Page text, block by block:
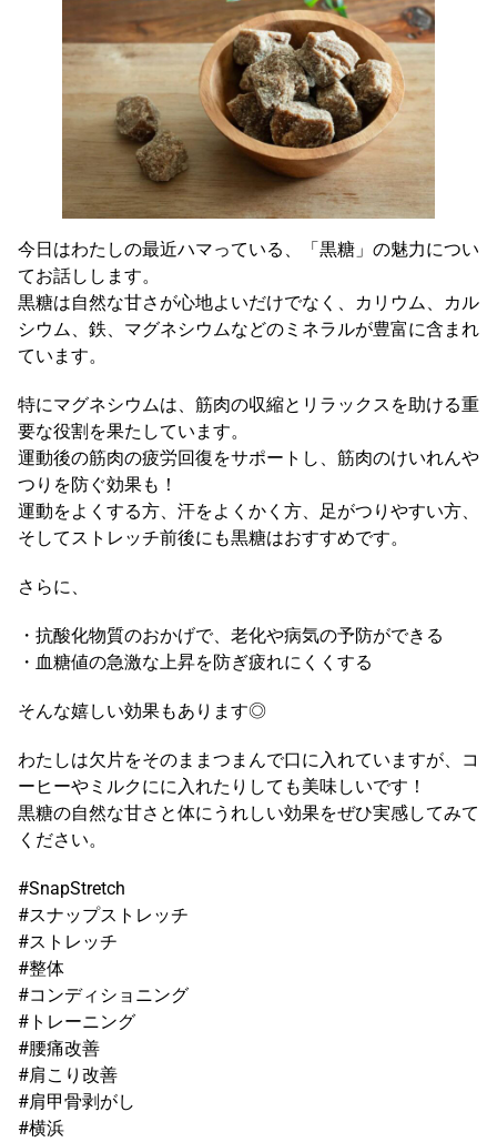
今日はわたしの最近ハマっている、「黒糖」の魅力につい
てお話しします。
黒糖は自然な甘さが心地よいだけでなく、カリウム、カル
シウム、鉄、マグネシウムなどのミネラルが豊富に含まれ
ています。
特にマグネシウムは、筋肉の収縮とリラックスを助ける重
要な役割を果たしています。
運動後の筋肉の疲労回復をサポートし、筋肉のけいれんや
つりを防ぐ効果も！
運動をよくする方、汗をよくかく方、足がつりやすい方、
そしてストレッチ前後にも黒糖はおすすめです。
さらに、
・抗酸化物質のおかげで、老化や病気の予防ができる
・血糖値の急激な上昇を防ぎ疲れにくくする
そんな嬉しい効果もあります◎
わたしは欠片をそのままつまんで口に入れていますが、コ
ーヒーやミルクにに入れたりしても美味しいです！
黒糖の自然な甘さと体にうれしい効果をぜひ実感してみて
ください。
#SnapStretch
#スナップストレッチ
#ストレッチ
#整体
#コンディショニング
#トレーニング
#腰痛改善
#肩こり改善
#肩甲骨剥がし
#横浜